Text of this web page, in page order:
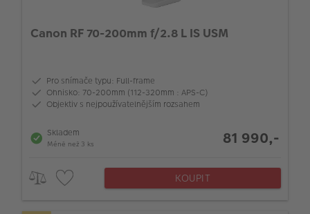
Canon RF 70-200mm f/2.8 L IS USM
Pro snímače typu: Full-frame
Ohnisko: 70-200mm (112-320mm : APS-C)
Objektiv s nejpoužívatelnějším rozsahem
Skladem
Méně než 3 ks 81 990,-
KOUPIT